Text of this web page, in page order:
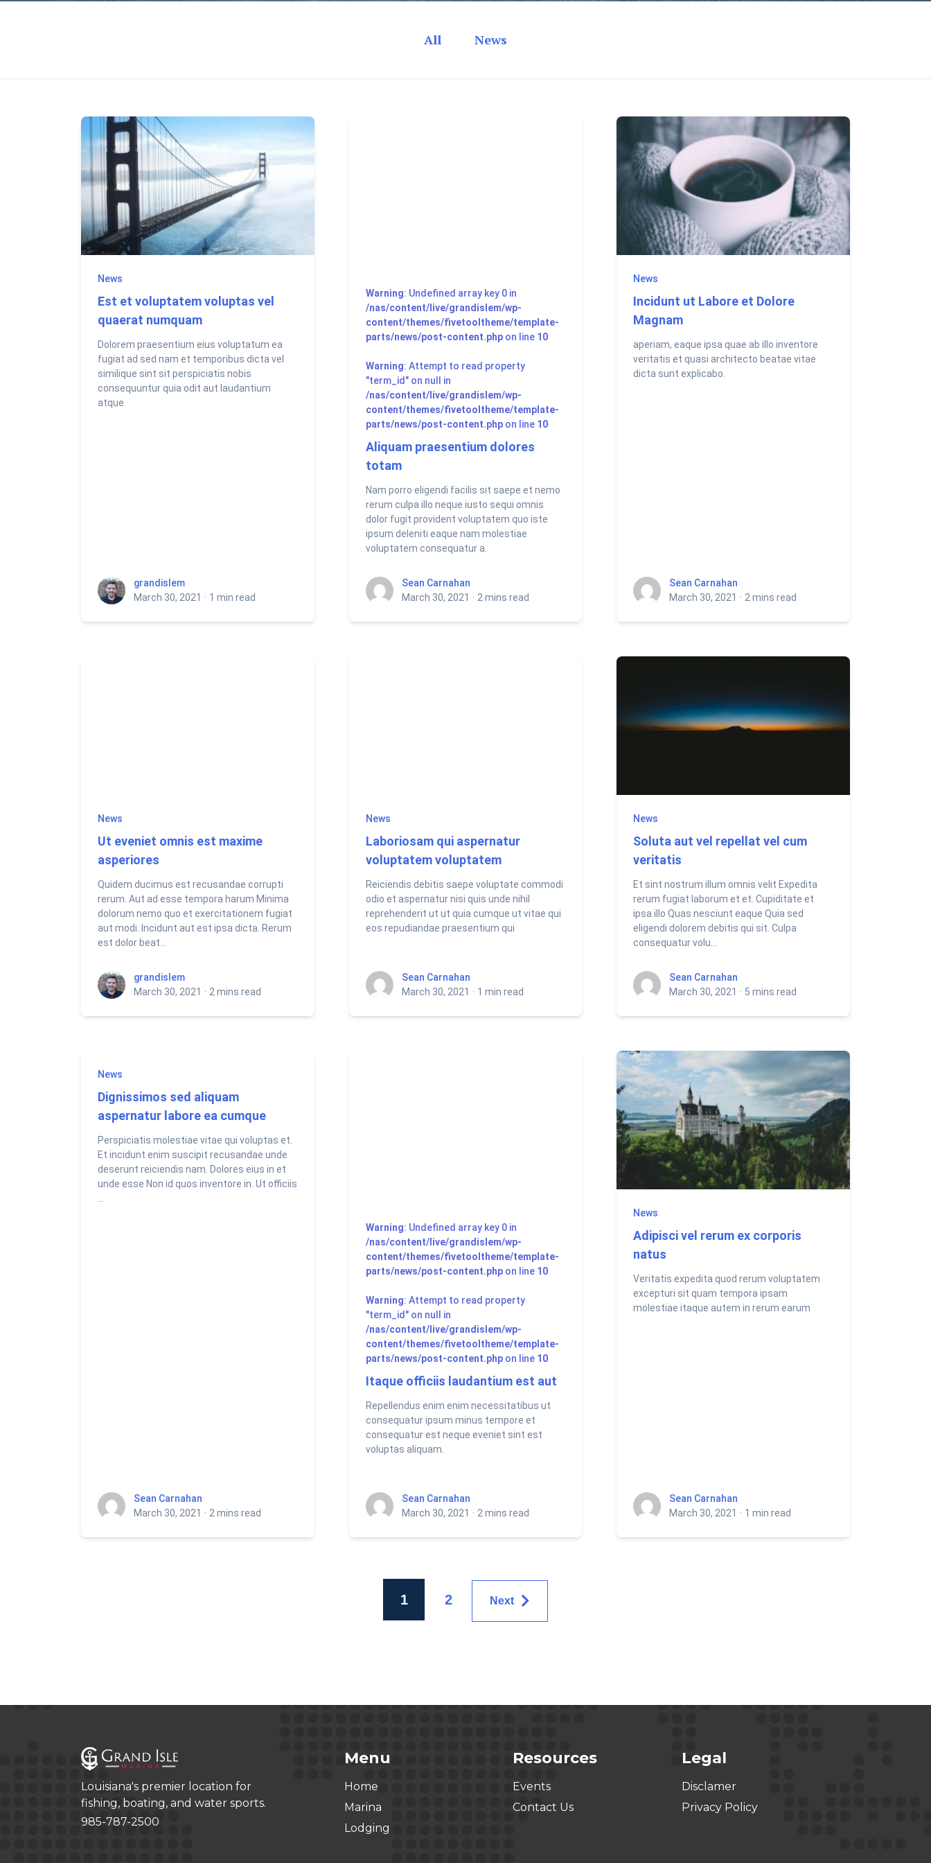
All News
News
Est et voluptatem voluptas vel
quaerat numquam
Dolorem praesentium eius voluptatum ea
fugiat ad sed nam et temporibus dicta vel
similique sint sit perspiciatis nobis
consequuntur quia odit aut laudantium
atque
grandislemgrandislem
March 30, 2021 · 1 min read
Warning: Undefined array key 0 in
/nas/content/live/grandislem/wp-
content/themes/fivetooltheme/template-
parts/news/post-content.phpon line 10
Warning: Attempt to read property
"term_id" on null in
/nas/content/live/grandislem/wp-
content/themes/fivetooltheme/template-
parts/news/post-content.phpon line 10
Aliquam praesentium dolores
totam
Nam porro eligendi facilis sit saepe et nemo
rerum culpa illo neque iusto sequi omnis
dolor fugit provident voluptatem quo iste
ipsum deleniti eaque nam molestiae
voluptatem consequatur a.
Sean CarnahanSean Carnahan
March 30, 2021 · 2 mins read
News
Incidunt ut Labore et Dolore
Magnam
aperiam, eaque ipsa quae ab illo inventore
veritatis et quasi architecto beatae vitae
dicta sunt explicabo.
Sean CarnahanSean Carnahan
March 30, 2021 · 2 mins read
News
Ut eveniet omnis est maxime
asperiores
Quidem ducimus est recusandae corrupti
rerum. Aut ad esse tempora harum Minima
dolorum nemo quo et exercitationem fugiat
aut modi. Incidunt aut est ipsa dicta. Rerum
est dolor beat...
grandislemgrandislem
March 30, 2021 · 2 mins read
News
Laboriosam qui aspernatur
voluptatem voluptatem
Reiciendis debitis saepe voluptate commodi
odio et aspernatur nisi quis unde nihil
reprehenderit ut ut quia cumque ut vitae qui
eos repudiandae praesentium qui
Sean CarnahanSean Carnahan
March 30, 2021 · 1 min read
News
Soluta aut vel repellat vel cum
veritatis
Et sint nostrum illum omnis velit Expedita
rerum fugiat laborum et et. Cupiditate et
ipsa illo Quas nesciunt eaque Quia sed
eligendi dolorem debitis qui sit. Culpa
consequatur volu...
Sean CarnahanSean Carnahan
March 30, 2021 · 5 mins read
News
Dignissimos sed aliquam
aspernatur labore ea cumque
Perspiciatis molestiae vitae qui voluptas et.
Et incidunt enim suscipit recusandae unde
deserunt reiciendis nam. Dolores eius in et
unde esse Non id quos inventore in. Ut officiis
Sean CarnahanSean Carnahan
March 30, 2021 · 2 mins read
Warning: Undefined array key 0 in
/nas/content/live/grandislem/wp-
content/themes/fivetooltheme/template-
parts/news/post-content.phpon line 10
Warning: Attempt to read property
"term_id" on null in
/nas/content/live/grandislem/wp-
content/themes/fivetooltheme/template-
parts/news/post-content.phpon line 10
Itaque officiis laudantium est aut
Repellendus enim enim necessitatibus ut
consequatur ipsum minus tempore et
consequatur est neque eveniet sint est
voluptas aliquam.
Sean CarnahanSean Carnahan
March 30, 2021 · 2 mins read
News
Adipisci vel rerum ex corporis
natus
Veritatis expedita quod rerum voluptatem
excepturi sit quam tempora ipsam
molestiae itaque autem in rerum earum
Sean CarnahanSean Carnahan
March 30, 2021 · 1 min read
1 2 Next
Louisiana's premier location for
fishing, boating, and water sports.
985-787-2500
Menu
Home
Marina
Lodging
Resources
Events
Contact Us
Legal
Disclamer
Privacy Policy